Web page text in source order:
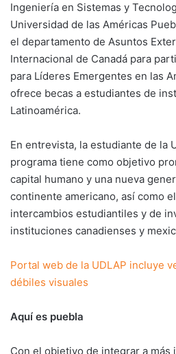
Ingeniería en Sistemas y
Universidad de las Américas
el departamento de Asuntos
Internacional de Canadá para
para Líderes Emergentes en las
ofrece becas a estudiantes de
Latinoamérica.
En entrevista, la estudiante de la
programa tiene como objetivo
capital humano y una nueva
continente americano, así como
intercambios estudiantiles y de
instituciones canadienses y
Portal web de la UDLAP incluye
débiles visuales
Aquí es puebla
Con el objetivo de integrar a más